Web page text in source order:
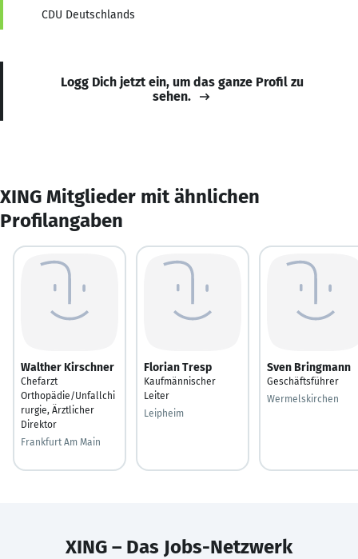
CDU Deutschlands
Logg Dich jetzt ein, um das ganze Profil zu
sehen.
XING Mitglieder mit ähnlichen
Profilangaben
Walther Kirschner
Chefarzt
Orthopädie/Unfallchi
rurgie, Ärztlicher
Direktor
Frankfurt Am Main
Florian Tresp
Kaufmännischer
Leiter
Leipheim
Sven Bringmann
Geschäftsführer
Wermelskirchen
XING – Das Jobs-Netzwerk